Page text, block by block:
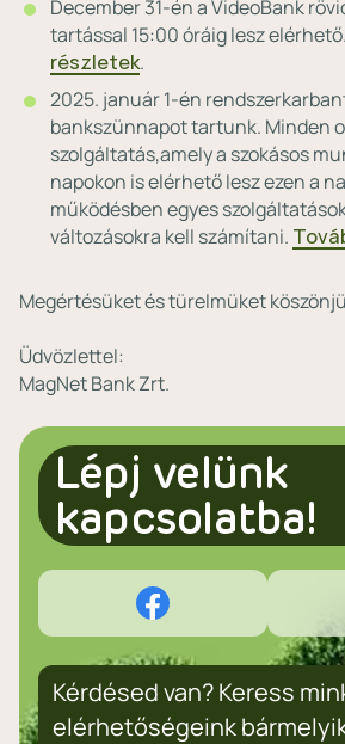
December 31-én a VideoBank
tartással 15:00 óráig lesz elérhető.
részletek.
2025. január 1-én
bankszünnapot tartunk. Minden
szolgáltatás,amely a szokásos
napokon is elérhető lesz ezen a
működésben egyes
változásokra kell számítani.
Megértésüket és türelmüket
Üdvözlettel:
MagNet Bank Zrt.
Lépj velünk
kapcsolatba!
Kérdésed van? Keress
elérhetőségeink